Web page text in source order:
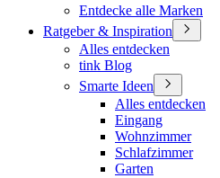
Entdecke alle Marken
Ratgeber & Inspiration
Alles entdecken
tink Blog
Smarte Ideen
Alles entdecken
Eingang
Wohnzimmer
Schlafzimmer
Garten